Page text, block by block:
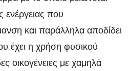
ενέργειας που
και παράλληλα αποδίδει
έχει η χρήση φυσικού
οικογένειες με χαμηλά